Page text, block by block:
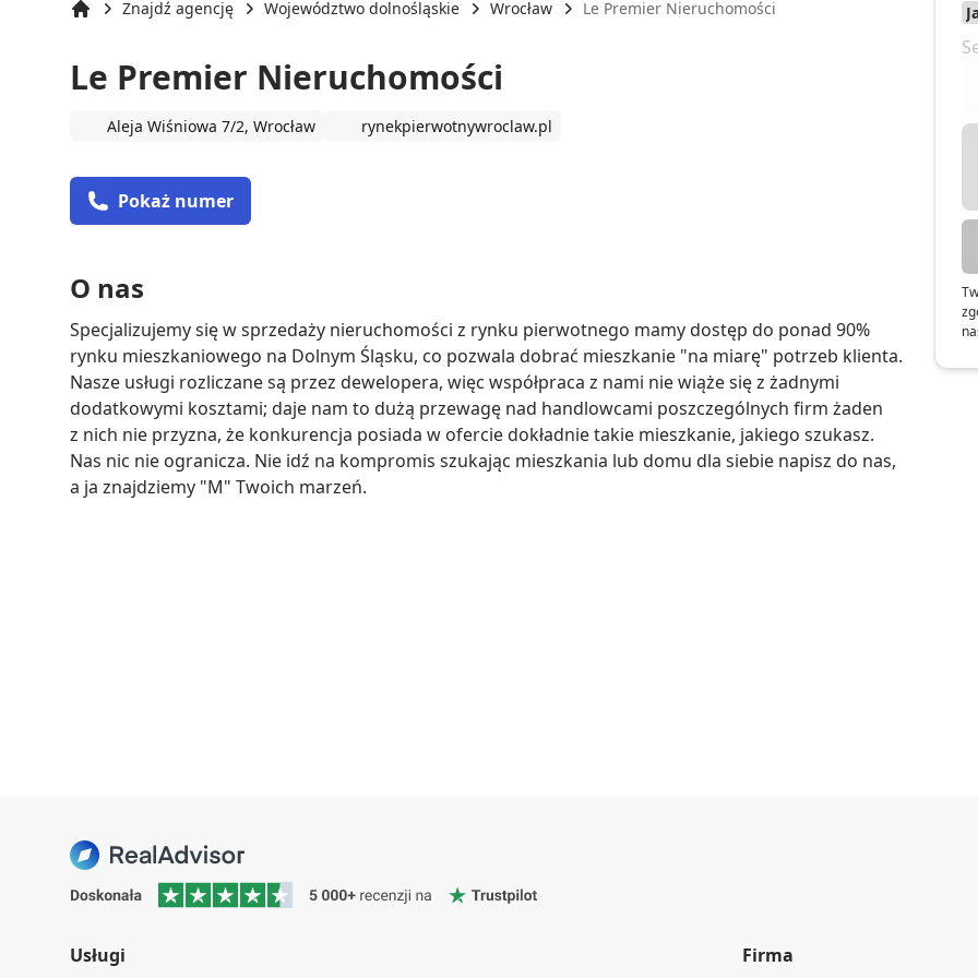
Znajdź agencję Województwo dolnośląskie Wrocław Le Premier Nieruchomości
Le Premier Nieruchomości
Aleja Wiśniowa 7/2, Wrocław rynekpierwotnywroclaw.pl
Pokaż numer
O nas
Specjalizujemy się w sprzedaży nieruchomości z rynku pierwotnego mamy dostęp do ponad 90%
rynku mieszkaniowego na Dolnym Śląsku, co pozwala dobrać mieszkanie "na miarę" potrzeb klienta.
Nasze usługi rozliczane są przez dewelopera, więc współpraca z nami nie wiąże się z żadnymi
dodatkowymi kosztami; daje nam to dużą przewagę nad handlowcami poszczególnych firm żaden
z nich nie przyzna, że konkurencja posiada w ofercie dokładnie takie mieszkanie, jakiego szukasz.
Nas nic nie ogranicza. Nie idź na kompromis szukając mieszkania lub domu dla siebie napisz do nas,
a ja znajdziemy "M" Twoich marzeń.
Usługi Firma